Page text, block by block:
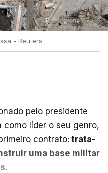
- Reuters
pelo presidente
como líder o seu genro,
contrato: trata-
uma base militar